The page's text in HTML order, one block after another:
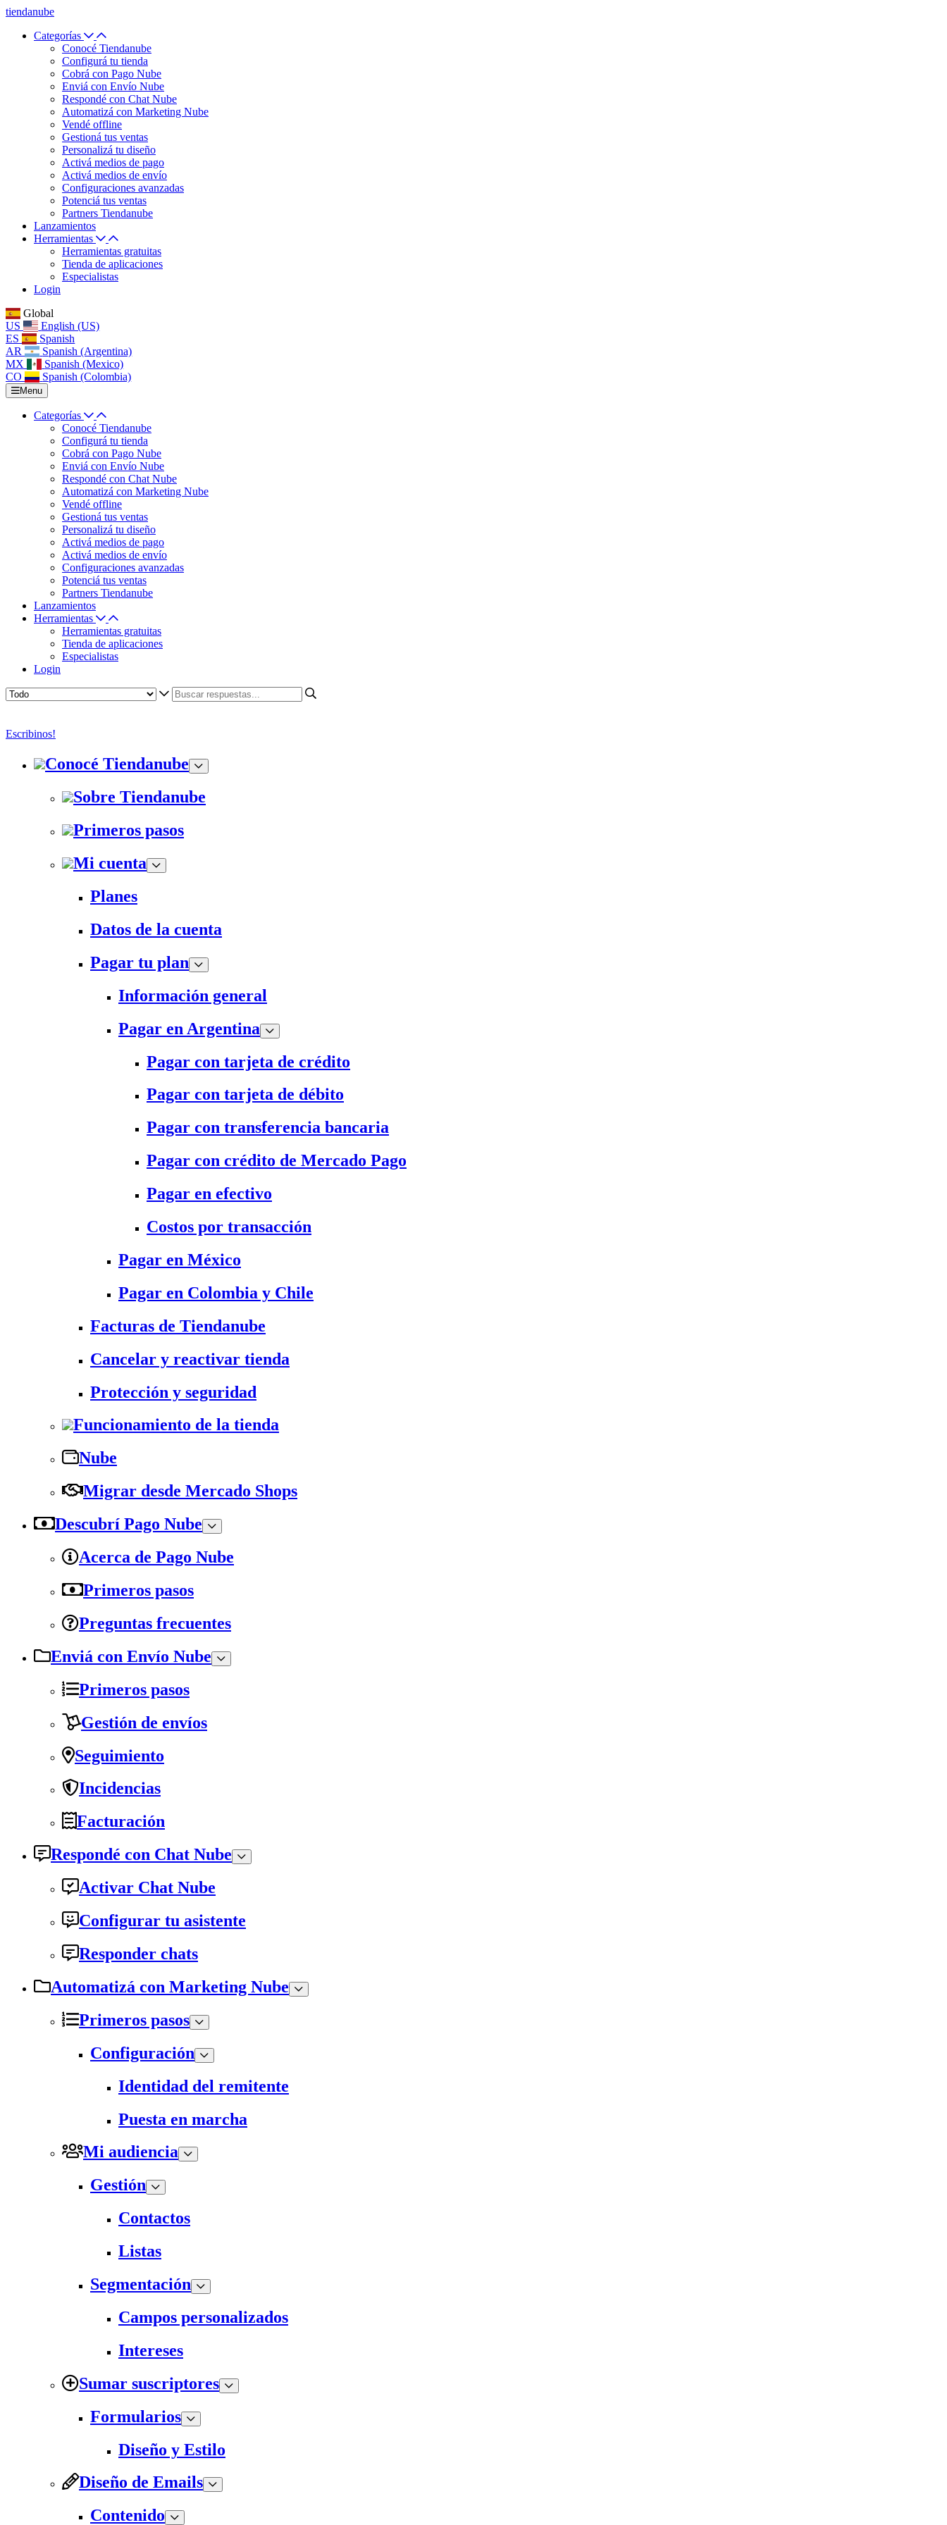
tiendanube
Categorías
Conocé Tiendanube
Configurá tu tienda
Cobrá con Pago Nube
Enviá con Envío Nube
Respondé con Chat Nube
Automatizá con Marketing Nube
Vendé offline
Gestioná tus ventas
Personalizá tu diseño
Activá medios de pago
Activá medios de envío
Configuraciones avanzadas
Potenciá tus ventas
Partners Tiendanube
Lanzamientos
Herramientas
Herramientas gratuitas
Tienda de aplicaciones
Especialistas
Login
Global
US
English (US)
ES
Spanish
AR
Spanish (Argentina)
MX
Spanish (Mexico)
CO
Spanish (Colombia)
Menu
Categorías
Conocé Tiendanube
Configurá tu tienda
Cobrá con Pago Nube
Enviá con Envío Nube
Respondé con Chat Nube
Automatizá con Marketing Nube
Vendé offline
Gestioná tus ventas
Personalizá tu diseño
Activá medios de pago
Activá medios de envío
Configuraciones avanzadas
Potenciá tus ventas
Partners Tiendanube
Lanzamientos
Herramientas
Herramientas gratuitas
Tienda de aplicaciones
Especialistas
Login
Escribinos!
Conocé Tiendanube
Sobre Tiendanube
Primeros pasos
Mi cuenta
Planes
Datos de la cuenta
Pagar tu plan
Información general
Pagar en Argentina
Pagar con tarjeta de crédito
Pagar con tarjeta de débito
Pagar con transferencia bancaria
Pagar con crédito de Mercado Pago
Pagar en efectivo
Costos por transacción
Pagar en México
Pagar en Colombia y Chile
Facturas de Tiendanube
Cancelar y reactivar tienda
Protección y seguridad
Funcionamiento de la tienda
Nube
Migrar desde Mercado Shops
Descubrí Pago Nube
Acerca de Pago Nube
Primeros pasos
Preguntas frecuentes
Enviá con Envío Nube
Primeros pasos
Gestión de envíos
Seguimiento
Incidencias
Facturación
Respondé con Chat Nube
Activar Chat Nube
Configurar tu asistente
Responder chats
Automatizá con Marketing Nube
Primeros pasos
Configuración
Identidad del remitente
Puesta en marcha
Mi audiencia
Gestión
Contactos
Listas
Segmentación
Campos personalizados
Intereses
Sumar suscriptores
Formularios
Diseño y Estilo
Diseño de Emails
Contenido